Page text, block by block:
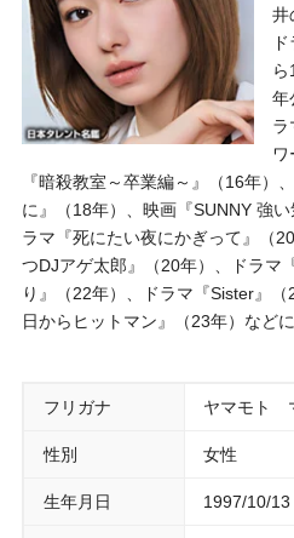
井
年
ラ
ワ
『暗殺教室～卒業編～』（16年
に』（18年）、映画『SUNNY 強
ラマ『死にたい夜にかぎって』（
つDJアゲ太郎』（20年）、ドラマ
り』（22年）、ドラマ『Sister』
日からヒットマン』（23年）など
フリガナ ヤマモト
性別 女性
生年月日 1997/10/13